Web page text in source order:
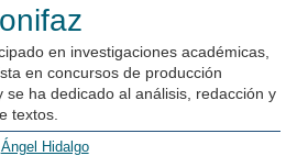
en investigaciones académicas,
en concursos de producción
se ha dedicado al análisis, redacción y
textos.
Ángel Hidalgo